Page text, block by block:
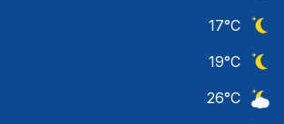
17°C
19°C
26°C